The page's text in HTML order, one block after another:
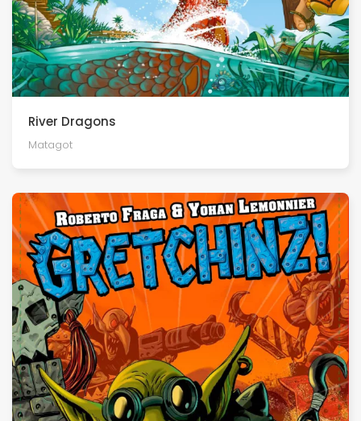
River Dragons
Matagot